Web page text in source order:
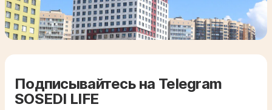
Подписывайтесь на Telegram
SOSEDI LIFE